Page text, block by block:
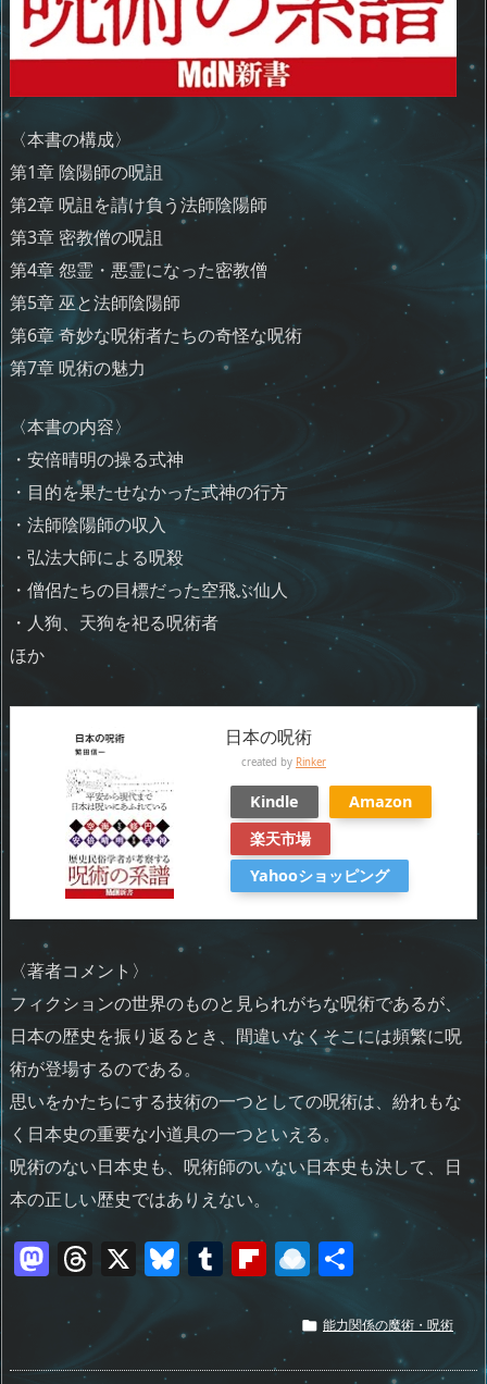
〈本書の構成〉
第1章 陰陽師の呪詛
第2章 呪詛を請け負う法師陰陽師
第3章 密教僧の呪詛
第4章 怨霊・悪霊になった密教僧
第5章 巫と法師陰陽師
第6章 奇妙な呪術者たちの奇怪な呪術
第7章 呪術の魅力
〈本書の内容〉
・安倍晴明の操る式神
・目的を果たせなかった式神の行方
・法師陰陽師の収入
・弘法大師による呪殺
・僧侶たちの目標だった空飛ぶ仙人
・人狗、天狗を祀る呪術者
ほか
日本の呪術
created by Rinker
Kindle
Amazon
楽天市場
Yahooショッピング
〈著者コメント〉
フィクションの世界のものと見られがちな呪術であるが、
日本の歴史を振り返るとき、間違いなくそこには頻繁に呪
術が登場するのである。
思いをかたちにする技術の一つとしての呪術は、紛れもな
く日本史の重要な小道具の一つといえる。
呪術のない日本史も、呪術師のいない日本史も決して、日
本の正しい歴史ではありえない。
M
st
o
T
re
a
X Bl
e
sk
T
m
bl
Fl
o
R
n
d
共
有
 能力関係の魔術・呪術